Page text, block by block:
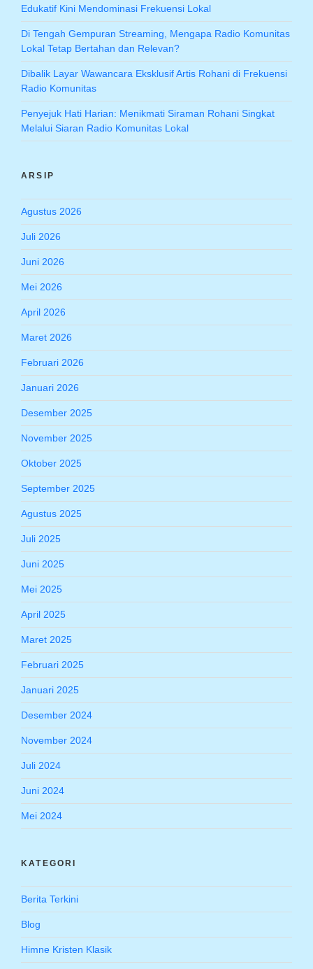
Edukatif Kini Mendominasi Frekuensi Lokal
Di Tengah Gempuran Streaming, Mengapa Radio Komunitas
Lokal Tetap Bertahan dan Relevan?
Dibalik Layar Wawancara Eksklusif Artis Rohani di Frekuensi
Radio Komunitas
Penyejuk Hati Harian: Menikmati Siraman Rohani Singkat
Melalui Siaran Radio Komunitas Lokal
ARSIP
Agustus 2026
Juli 2026
Juni 2026
Mei 2026
April 2026
Maret 2026
Februari 2026
Januari 2026
Desember 2025
November 2025
Oktober 2025
September 2025
Agustus 2025
Juli 2025
Juni 2025
Mei 2025
April 2025
Maret 2025
Februari 2025
Januari 2025
Desember 2024
November 2024
Juli 2024
Juni 2024
Mei 2024
KATEGORI
Berita Terkini
Blog
Himne Kristen Klasik